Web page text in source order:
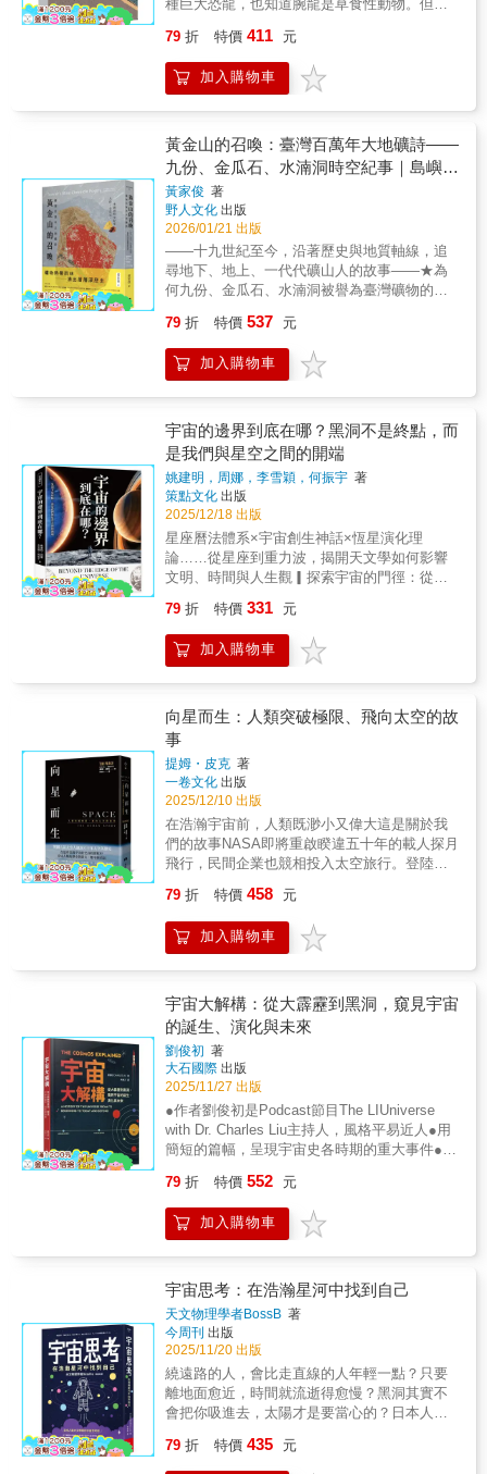
親切，能把複雜的科學寫得既簡單又平易近
人。」——布萊恩．克雷格（Brian Clegg）｜
《閃電就是會打在同一個地方！》（Lightning
often Strikes Twice）作者「當代最出色的宇宙
學寫作者。」——馬特．里德利（Matt
麵條化，是真實的天體物理學用語？為什麼黑
甚至是物質堆積的高山？比起把所有物質吸入
的吸塵器，黑洞為什麼更像是沙發坐墊？還
有，說到「未來」，為什麼比起時間概念，它
更近似一個空間的概念？在嚴肅正經的內容
中，穿插逗趣的表述與英式幽默，偶爾出圈地
載入音樂劇、流行文化梗，詳述了許多關於宇
宙的祕密。跟著作者的帶領，「我們將踏上一
段橫越科學史的旅程，從銀河系的中心出發，
一路延伸至可觀測宇宙的邊界，並思索一個長
久以來令世人著迷的問題：如果『掉進』黑洞
裡，究竟會看到什麼？」★精選試閱★▍為什
麼黑洞更像沙發坐墊？銀河系中心的黑洞，理
論上，可以以比現在快一千萬倍的速度成長。
但事實並非如此：因為黑洞並不是無止境的吸
塵器，它們不會主動吸物質。必須要有某種物
理過程將物質推向中心，直到它們足夠接近而
發坐墊：就坐在你的客廳裡，毫不起眼，不會
主動吸任何東西。但如果你碰巧將某樣東西移
動到坐墊邊緣，讓它掉進縫隙裡，那麼它就永
遠消失在那裡了。▍想體驗宇宙黑洞的感覺？
小心整個人被「麵條化」，而且永遠恢復不
了！托爾金最寶貝的英文詞彙可能是地窖門
（cellar door），而我最喜歡的英文字是義大利
麵條化（spaghettification），這是一個真實的
天體物理學術語，描述黑洞造成的一種現象。
（…）。想知道造訪黑洞會是什麼感覺？
下掉進去，你頭部感受到的重力會比腳部強得
多，以至於你會被拉長得像超人特攻隊裡的超
能女一樣。你會看起來更像一根義大利麵條，
原子鏈。★解答最想知道Top３黑洞謎團：◎如
果掉進黑洞會發生什麼事？◎為什麼黑洞實際
上並不「黑」，而是全宇宙最閃耀的空間？◎
越過事件視界後，為什麼未來是空間中的一個
方向而不是時間中的方向？……以及更多★本
書特色• 結構完整：從基礎的恆星知識（第1
章）開始，逐步深入黑洞的特性（第4-7章），
最後拉大至宇宙尺度探討黑洞、時間與空間相
述富創意和趣味性，使用日常生活的比喻
（「超新星糞便」、黑洞雷丘），適合不擅長
艱澀科學文章的讀者。• 內容層次分明：從微觀
到宏觀，從基礎概念到複雜現象，循序漸進的
理概念變得平易近人，特別適合想要了解黑洞
和宇宙奧祕，但不想被艱深理論嚇退的讀者。•
流行文化增添閱讀趣味：貝琪博士引用許多流
行文化、經典名著，像是章節標題，引用歌
曲、漫威宇宙名臺詞甚至烹飪等譬如，如「身
邊的友善黑洞」、「一茶匙中子」等。• 閱讀建
議：從頭開始循序漸進閱讀，不建議跳章。★
專業推薦★「這是一部知識密度相當高、內容
也相當緻密的科普作品。全書十餘個章節，幾
乎涵括了近代天文物理學的重要發展，讀來有
如一部精簡版的天文物理通論。整體而言，這
是一本企圖心明確、內容扎實的科普著作，適
合希望對黑洞與現代天文物理建立較完整理解
隊發起人之一）「作者提醒我們，追問宇宙，
往往同時推動觀測技術與分析方法的革新，並
把這些成果帶回人類生活之中。適合想把黑洞
與現代天文物理的脈絡一次讀懂的人；以及願
意在好奇心裡，和科學一起變得更謙遜、更清
醒的人。」──徐欣瑩博士（臺灣第一位衛星測
量女博士、理工專業立法委員）★英國讀者
西的缺失，而是一切事物的存在；是物質以其
最密集可能形式的呈現。我喜歡將黑洞視為物
文觀測、恆星演化、行星系生成、黑洞與超新
星、宇宙暴脹、微波背景輻射、暗物質、暗能
遙遠的星系；從恆星的誕生，到宇宙的膨脹；
從光的波動，到重力波的時空漣漪，展開一趟
橫跨138億光年的旅行。
種巨大恐龍，也知道腕龍是草食性動物。但真
的不是草，而是針葉，因為草那時根本還不存
在。這種反直覺的現象不只出現在恐龍身上。
在恐龍出現之前的石炭紀，天空中飛著翼展六
從小型走向大型嗎？那為什麼蘇鐵、銀杏、松
樹這些結構複雜的植物，反而比草更早主宰地
球？更貼近人類的世界裡，我們也會遇到似合
理，深究下卻令人困惑的謎題：濕熱地區為何
發展出大量消耗土壤肥力的稻作？乾燥地區的
灌溉農作又為何往往難以為繼？這些看似互不
相關的現象，其實都指向同一件事——一整套
由土壤支撐的營養交換系統。在這部橫跨五億
年的自然史中，日本土壤學者藤井一至以鏟子
為工具，走入火山灰島嶼、針葉林、東南亞熱
化」為線索，追索土壤、植物、微生物與動物
之間漫長的互動，從地表下方重新講述地球的
生命史。五億年前，植物與真菌結盟，從裸露
的侏羅紀，針葉植物主宰陸地，其高纖、低營
養的特性，迫使草食性恐龍走向巨型化。直到
土壤透過腐植質累積逐漸穩定，草本植物才得
以出現，開啟草原與反芻動物的全新生態。人
類文明的分歧，也同樣寫在土壤裡。濕潤帶的
土壤因長年淋洗而迅速酸化，作物只有在積水
環境中才能留住養分，於是稻作成為生存之
道；乾旱帶的土壤則因蒸散而積鹽，灌溉成了
見、卻深刻影響歷史走向的土壤化學史。這層
平均厚度僅一公尺的土壤，承載的並只是植物
的根系。從蚯蚓翻動土地的微小力量，到宮澤
賢治嘗試改良酸性土壤的農學實驗，藤井所描
繪的，是地表上與地表下的生命如何在有限條
件中，透過不斷交換、調整與適應，塑造出今
日的自然環境與人類世界。哪些植物能生長、
哪些動物能變大、氣候如何轉變、哪些文明得
以發展，背後都有這場看不見的機制。這不只
是一本關於土壤的書，而是一套理解生命與文
明的方法。少了地表上方或地表下方的任何一
種視角，我們都無法真正理解生命為何如此演
化、文明為何如此形成；更重要的是，也就無
法洞見當代氣候、能源與糧食問題的根本。
「在聯合國訂定的17個地球永續發展目標中
（SDGs），透過土壤功能的發揮，至少能達成
8個目標……認識進而保護土壤，是確保人類生
存與地球安全的最好行動。」——許正一（國
氣一樣，看起來那麼簡單，回答起來又是那麼
難。為什麼要研究土壤，作者認為這題目冷門
又小眾，只是他無法自拔。但土壤世界其實充
滿活力，這點超乎人們想像，而單單「酸化」
及「生物與土壤的營養交換機制」，就足以從
「底層」說明地球上的生命為什麼會以這種方
式存在、文明何以經歷幾次重大興衰。地表下
的世界一直在影響地表上的世界，只是我們並
不真的知道；地表上的世界也一直在影響地表
上的世界，只是，我們也並不真的知道我們在
節：恐龍偏愛銀杏果，這與土壤中高濃度的養
分有關；巨大的鱗木、長達兩公尺的蜈蚣與高
氧時代的生物型態，也都與土壤與植物之間長
一至把五億年以來的大地寫得像一部節奏明快
的科幻劇，主角不是恐龍，也不是我們人類，
而是一撮黑褐色的土。翻頁的過程中，那些被
寫成「冷門主角」的苔蘚、地衣、菇菌與蚯
蚓，逐一站上舞台，推動地球史一幕幕重大轉
折，使人意識到：土壤並不像表面看起來那樣
單調、缺乏變化、死氣沉沉，而是生機勃勃不
下的迫切性。今日我們所面臨的農地退化、森
79 折 特價 411 元
加入購物車
黃金山的召喚：臺灣百萬年大地礦詩——
九份、金瓜石、水湳洞時空紀事｜島嶼東
北角的礦物熱帶雨林
黃家俊 著
野人文化 出版
2026/01/21 出版
——十九世紀至今，沿著歷史與地質軸線，追
尋地下、地上、一代代礦山人的故事——★為
何九份、金瓜石、水湳洞被譽為臺灣礦物的熱
叱吒一時的黃金山城，重現跌宕起伏的探礦過
程★順著百年足跡，解開美麗礦石的奧祕與塵
封的在地故事★曾經的小上海、小香港以及悲
麗山勢與湛藍海平面，環繞這座美麗山城——
九份、金瓜石、水湳洞蘊含100多種礦物，有臺
灣礦物的熱帶雨林美譽。本書首度從地質宏觀
視野，結合世界史、礦的科研歷程、山城的礦
業開發演進，到聚落發展、在地思維、生活民
俗等，召喚一代代礦山人的生命記憶，織繪人
地互動的宏大篇章。全書以河畔淘金起始，從
大地構造切入，演示島嶼東北方為何有豐饒的
礦，以及百年前懷抱淘金夢的人們如何來到這
裡，落地生根；在歷史浪潮下，因地質、地形
百款生活樣貌，也在山城留下美麗與惆悵。五
部內容，分別以自然金、銅礦、換質岩、礦山
排水、新礦體作為題名，這些物質或地質現象
先後順序，以及礦業活動的四個階段（探採
礦、選煉礦、礦業後期生活、礦業結束後生
活）。此脈絡不僅揭開大歷史如何作用於此，
更一路沿著歷史與地質軸線，開展看得見的地
上，以及看不見的地下故事。例如鮮為人知的
金瓜石二戰戰俘紀念碑文化遺址、礦山特有的
換質作用解除汙染困境、地質公園的指定通過
帶來地方新生機等，都重新詮釋出地方價值與
作的第一手觀察，書寫大地特性如何形塑地區
令人難耐的溼冷冬季、曾經熙攘鬧熱的索道系
統、昇平戲院旁曇花一現的輕便鐵道遺址……
充滿趣味、吶喊與感懷。而第三人稱視角所審
視的聚落觀點，不僅從外面的視角來觀看礦，
也開始從內部環視周遭一切。每個礦山人都有
自身難解的家鄉課題。特殊的地質特徵，以及
百年的礦業人文歷史，富集於水金九。礦山新
礦體（New Ore Bodies）是什麼？地質公園
（geopark）的框架提供接軌國際的可能，引領
讀者重新認識黃金礦山價值，更再現臺灣極珍
貴的資產。
79 折 特價 537 元
加入購物車
宇宙的邊界到底在哪？黑洞不是終點，而
是我們與星空之間的開端
姚建明，周娜，李雪穎，何振宇 著
策點文化 出版
2025/12/18 出版
星座曆法體系×宇宙創生神話×恆星演化理
論……從星座到重力波，揭開天文學如何影響
文明、時間與人生觀▎探索宇宙的門徑：從興
推廣天文教育的熱忱與實踐經驗。作者指出，
天文學不只是科學，更是一種可以從小啟蒙、
終身追求的生活哲學。書中詳述了如何針對不
發學生對宇宙的好奇心與探索精神。書中更提
到天文教育如何融入家庭、校園與社區生活，
並強調其在培養孩子科學素養與宏觀視野上的
重要性。▎天文與文明：古建築中的星辰密
碼 書中結合歷史文化與天文觀測，以古文
明為例揭示人類如何從「仰觀天象」中建立起
對時間、空間與神祕力量的理解。從埃及金字
塔對應獵戶座、天狼星，到紫禁城布局中的陰
陽五行與星宿對應，作者解釋了古人如何將宇
宙的秩序映射於地面建築與王權象徵之中。這
聯，也引導讀者思考：我們如何從這些古老的
智慧中重新定位自己在宇宙中的位置。▎時間
與星辰：從古曆法到原子時 第三部分聚焦
準。從十二時辰、圭表、日晷、漏壺等傳統計
時方式，到近代的原子鐘與協調世界時，作者
清晰地闡述了時間如何從觀察太陽與月亮演變
為精密的科學計算。書中也介紹了中國的二十
四節氣、回歸年、朔望月等曆法知識，展現出
曆法的天文依據與文化智慧。此外，北斗衛星
系統與全球定位系統的介紹，則讓讀者看見現
代天文科技的實用價值與未來潛力。▎親近星
貼近一般讀者的實際體驗，從親手製作簡易望
月球探測的發展與未來星際開發的想像。作者
還以輕鬆有趣的語氣，探討外星生命的可能樣
貌，鼓勵讀者發揮想像力與科學思維，讓天文
學不只是冷冰冰的數據，而是一場穿越時空、
連結人心與星辰的旅程。【本書特色】：本書
融合天文知識、歷史文化與實用教學，深入淺
出地引領讀者探索宇宙奧祕。書中結合古今中
外的天文故事與建築、曆法、神話等元素，展
現天文學與人類文明的密切關係。內容兼具理
論與實踐，從親手製作望遠鏡到介紹現代北斗
系統，適合各年齡層學習與探索。是一本具教
育性與趣味性的優質天文入門讀物。
79 折 特價 331 元
加入購物車
向星而生：人類突破極限、飛向太空的故
事
提姆・皮克 著
一卷文化 出版
2025/12/10 出版
在浩瀚宇宙前，人類既渺小又偉大這是關於我
們的故事NASA即將重啟睽違五十年的載人探月
飛行，民間企業也競相投入太空旅行。登陸月
而真是如此嗎？為什麼五十年來都不再有人登
上月球？為什麼無繫繩太空漫步的完美畫面不
復再現？在太空飛行開啟新紀元的時刻，我們
事？本書作者提姆·皮克是第一位來自英國的歐
洲太空總署太空人，曾在國際太空站駐留186
天，並完成太空漫步。他以親身經歷回望前輩
的生命歷程，用真正飛過的太空人視角，寫下
這部跨越六十年的人類太空探索群像。從冷戰
時期蘇聯與美國的太空競賽，到國際太空站的
合作時代；從尤里・加加林成為第一個進入太
空的人類，到尼爾・阿姆斯壯踏上月球的歷史
時刻；從瓦蓮京娜・捷列什科娃作為第一位女
性太空人的孤獨旅程，到挑戰者號太空梭爆炸
要通過評論一張白紙的測驗，才能獲選成為太
空人？ 要在巴士旁邊解放膀胱，才能登上發
射臺？ 夾帶一塊鹹牛肉三明治上太空，會引
是園藝工具和釣魚竿？ 坐上火箭頂端，要承
受多麼巨大的衝擊力？ 踏入純粹的真空，會
感受到怎樣的寧靜？你也會看到，太空人不是
無所不能的超級英雄，而是會恐懼、失落、妒
忌、玩鬧、叛逆的普通人。但也正是這些與你
我一樣的普通人，朝著明知的危險勇敢邁進，
人類才有機會不斷突破已知的邊界。這不是一
與夢想的真實故事。仰望星空，我們看見的不
只是勝利的榮耀、科技的突破、疆域的拓展，
79 折 特價 458 元
加入購物車
宇宙大解構：從大霹靂到黑洞，窺見宇宙
的誕生、演化與未來
劉俊初 著
大石國際 出版
2025/11/27 出版
●作者劉俊初是Podcast節目The LIUniverse
with Dr. Charles Liu主持人，風格平易近人●用
簡短的篇幅，呈現宇宙史各時期的重大事件●用
然，快速掌握自己在宇宙洪流中的位置邀你踏
上波瀾壯闊的宇宙巡禮！讓《宇宙大解構》帶
領你穿越時空長河，從大霹靂的瞬間一路走到
球上的生命如何演化出來，宇宙在遙遠未來的
命運，每頁下方都有時間軸，讓你隨時知道自
己來到哪個時刻。天文物理學家劉俊初教授用
淺顯易懂的文字、簡單明瞭的插圖和瑰麗絢爛
的天文照片，娓娓道出這部兼具宇宙歷史和宇
宙科學的精采故事。現在就打開這本書，從時
間的起點出發，一起探索我們這個不斷擴張的
宇宙吧。
79 折 特價 552 元
加入購物車
宇宙思考：在浩瀚星河中找到自己
天文物理學者BossB 著
今周刊 出版
2025/11/20 出版
繞遠路的人，會比走直線的人年輕一點？只要
離地面愈近，時間就流逝得愈慢？黑洞其實不
會把你吸進去，太陽才是要當心的？日本人氣
你重新思考宇宙與「我」之間的關係。從恆星
79 折 特價 435 元